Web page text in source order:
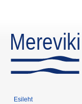
Esileht